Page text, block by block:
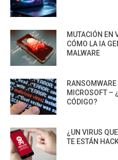
MUTACIÓN EN
CÓMO LA IA
MALWARE
MICROSOFT –
CÓDIGO?
¿UN VIRUS
TE ESTÁN